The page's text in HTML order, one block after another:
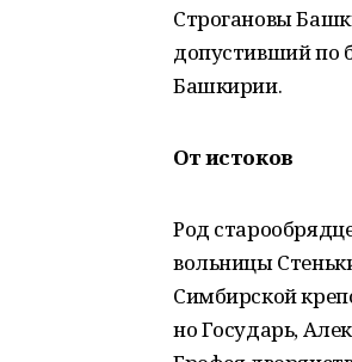
Строгановы
допустивший по
Башкирии.
От истоков
Род
вольницы
Симбирской
но Государь,